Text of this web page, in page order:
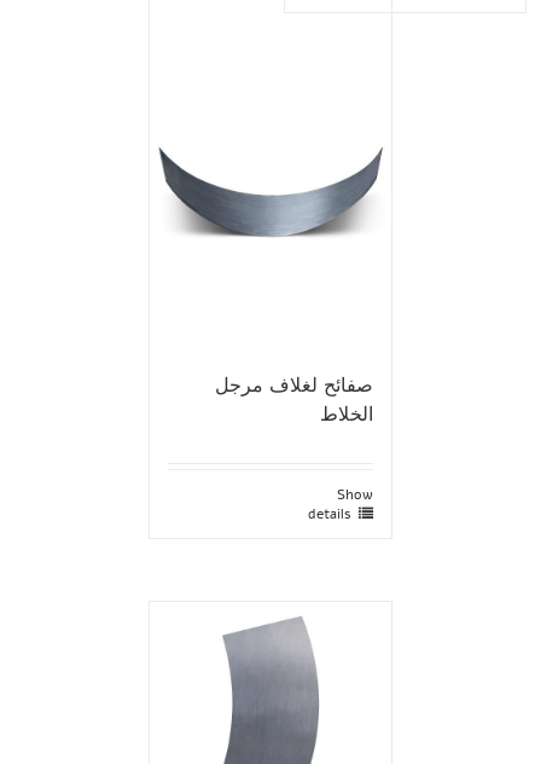
صفائح لغلاف مرجل
الخلاط
Show
details